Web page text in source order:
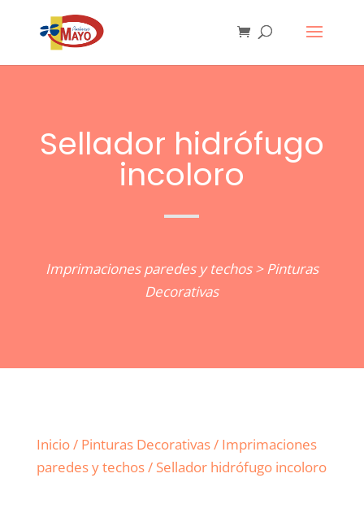
Sellador hidrófugo
incoloro
Imprimaciones paredes y techos>Pinturas
Decorativas
Inicio/ Pinturas Decorativas/ Imprimaciones
paredes y techos/ Sellador hidrófugo incoloro